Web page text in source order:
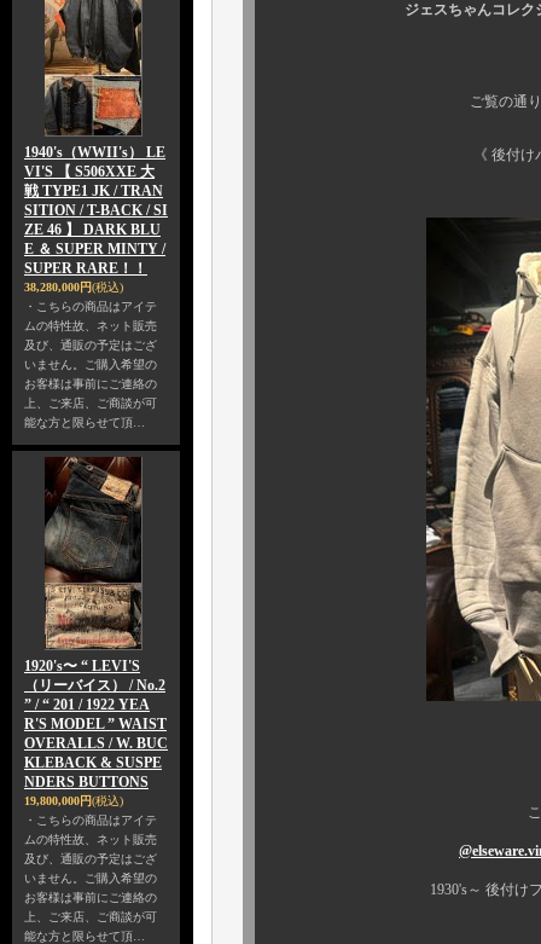
1940's（WWII's） LE
VI'S 【 S506XXE 大
戦 TYPE1 JK / TRAN
SITION / T-BACK / SI
ZE 46 】 DARK BLU
E ＆ SUPER MINTY /
SUPER RARE！！
38,280,000円(税込)
・こちらの商品はアイテ
ムの特性故、ネット販売
及び、通販の予定はござ
いません。ご購入希望の
お客様は事前にご連絡の
上、ご来店、ご商談が可
能な方と限らせて頂…
1920's〜 “ LEVI'S
（リーバイス） / No.2
” / “ 201 / 1922 YEA
R'S MODEL ” WAIST
OVERALLS / W. BUC
KLEBACK & SUSPE
NDERS BUTTONS
19,800,000円(税込)
・こちらの商品はアイテ
ムの特性故、ネット販売
及び、通販の予定はござ
いません。ご購入希望の
お客様は事前にご連絡の
上、ご来店、ご商談が可
能な方と限らせて頂…
ジェスちゃんコレクションの
ご覧の通りの名作すぎ
《 後付けパーカ
こちらはカプリ
1930's～ 後付け